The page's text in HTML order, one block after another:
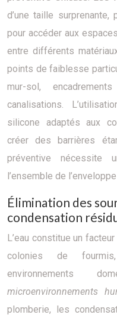
d’une taille
pour accéder aux
entre différents
points de faiblesse
mur-sol,
canalisations.
silicone adaptés aux
créer des barrières
préventive nécessite
l’ensemble de
Élimination des
condensation
L’eau constitue un
colonies de
environnements
microenvironnements
plomberie, les